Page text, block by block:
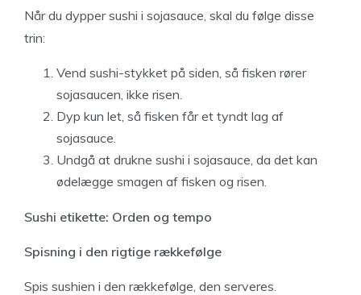
Når du dypper sushi i sojasauce, skal du følge disse
trin:
Vend sushi-stykket på siden, så fisken rører
sojasaucen, ikke risen.
Dyp kun let, så fisken får et tyndt lag af
sojasauce.
Undgå at drukne sushi i sojasauce, da det kan
ødelægge smagen af ​​fisken og risen.
Sushi etikette: Orden og tempo
Spisning i den rigtige rækkefølge
Spis sushien i den rækkefølge, den serveres.